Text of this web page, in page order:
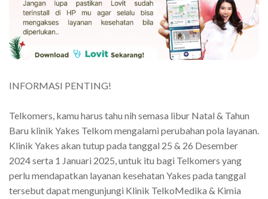
INFORMASI PENTING!
Telkomers, kamu harus tahu nih semasa libur Natal & Tahun
Baru klinik Yakes Telkom mengalami perubahan pola layanan.
Klinik Yakes akan tutup pada tanggal 25 & 26 Desember
2024 serta 1 Januari 2025, untuk itu bagi Telkomers yang
perlu mendapatkan layanan kesehatan Yakes pada tanggal
tersebut dapat mengunjungi Klinik TelkoMedika & Kimia